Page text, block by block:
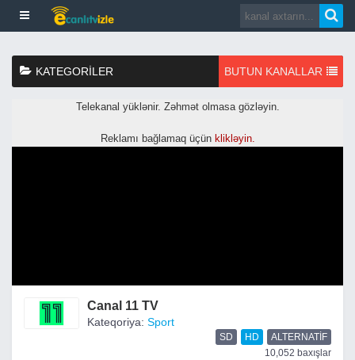
KATEGORILER BUTUN KANALLAR
Canal 11 TV
Kateqoriya: Sport
SD HD
ALTERNATIF
10,052 baxışlar